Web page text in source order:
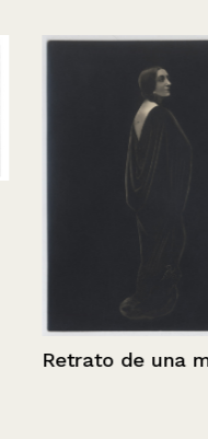
Retrato de una mujer